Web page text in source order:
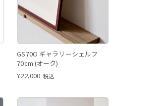
GS70O ギャラリーシェルフ
70cm (オーク)
¥22,000 税込